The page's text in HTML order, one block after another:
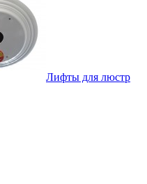
Лифты для люстр